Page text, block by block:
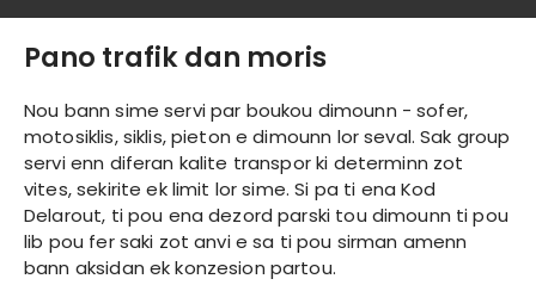
Pano trafik dan moris
Nou bann sime servi par boukou dimounn - sofer,
motosiklis, siklis, pieton e dimounn lor seval. Sak group
servi enn diferan kalite transpor ki determinn zot
vites, sekirite ek limit lor sime. Si pa ti ena Kod
Delarout, ti pou ena dezord parski tou dimounn ti pou
lib pou fer saki zot anvi e sa ti pou sirman amenn
bann aksidan ek konzesion partou.